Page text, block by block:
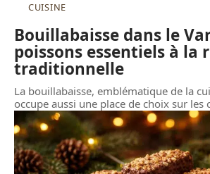
CUISINE
Bouillabaisse dans le
poissons essentiels à la
traditionnelle
La bouillabaisse, emblématique de la
occupe aussi une place de choix sur les